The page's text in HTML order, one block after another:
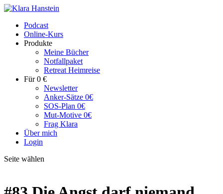
Podcast
Online-Kurs
Produkte
Meine Bücher
Notfallpaket
Retreat Heimreise
Für 0 €
Newsletter
Anker-Sätze 0€
SOS-Plan 0€
Mut-Motive 0€
Frag Klara
Über mich
Login
Seite wählen